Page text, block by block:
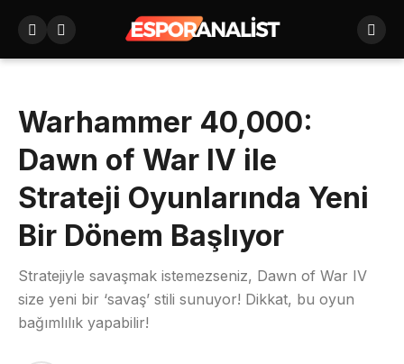
Warhammer 40,000:
Dawn of War IV ile
Strateji Oyunlarında Yeni
Bir Dönem Başlıyor
Stratejiyle savaşmak istemezseniz, Dawn of War IV
size yeni bir ‘savaş’ stili sunuyor! Dikkat, bu oyun
bağımlılık yapabilir!